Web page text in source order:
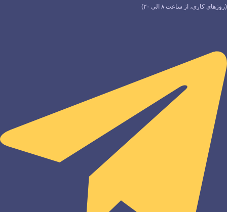
(روزهای کاری، از ساعت ۸ الی ۲۰)